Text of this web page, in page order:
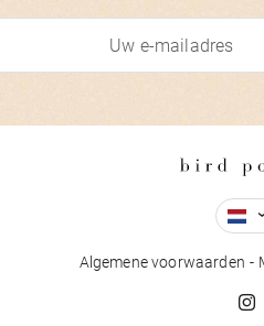
Algemene voorwaarden